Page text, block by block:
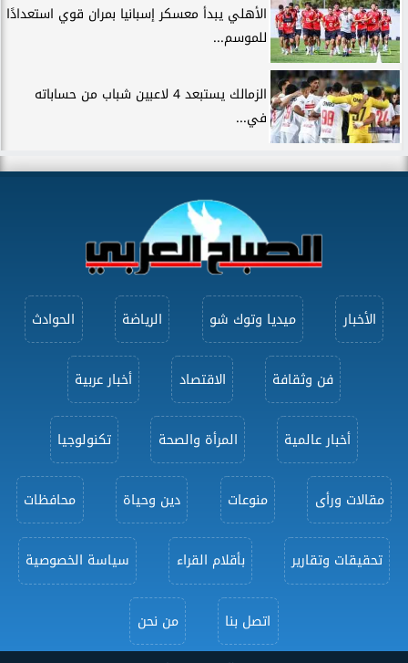
الأهلي يبدأ معسكر إسبانيا بمران قوي استعدادًا
للموسم...
الزمالك يستبعد 4 لاعبين شباب من حساباته
في...
الأخبار ميديا وتوك شو الرياضة الحوادث
فن وثقافة الاقتصاد أخبار عربية
أخبار عالمية المرأة والصحة تكنولوجيا
مقالات ورأى منوعات دين وحياة محافظات
تحقيقات وتقارير بأقلام القراء سياسة الخصوصية
اتصل بنا من نحن